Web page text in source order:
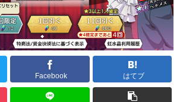
Facebook はてブ